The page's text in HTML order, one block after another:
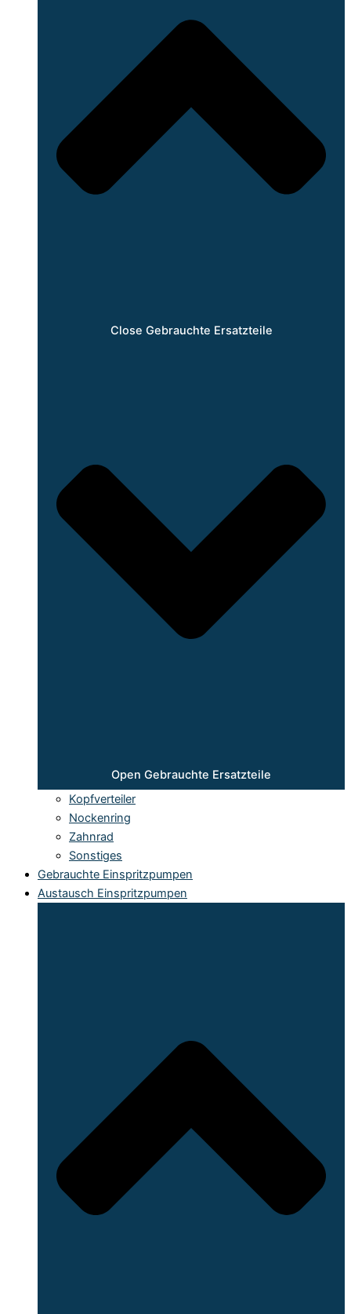
Close Gebrauchte Ersatzteile
Open Gebrauchte Ersatzteile
Kopfverteiler
Nockenring
Zahnrad
Sonstiges
Gebrauchte Einspritzpumpen
Austausch Einspritzpumpen